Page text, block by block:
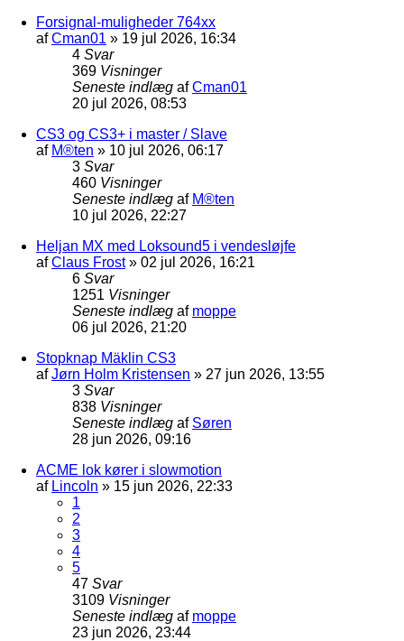
Forsignal-muligheder 764xx
afCman01 » 19 jul 2026, 16:34
4 Svar
369 Visninger
Seneste indlæg afCman01
20 jul 2026, 08:53
CS3 og CS3+ i master / Slave
af M®ten » 10 jul 2026, 06:17
3 Svar
460 Visninger
Seneste indlæg af M®ten
10 jul 2026, 22:27
Heljan MX med Loksound5 i vendesløjfe
afClaus Frost» 02 jul 2026, 16:21
6 Svar
1251 Visninger
Seneste indlæg af moppe
06 jul 2026, 21:20
Stopknap Mäklin CS3
afJørn Holm Kristensen » 27 jun 2026, 13:55
3 Svar
838 Visninger
Seneste indlæg af Søren
28 jun 2026, 09:16
ACME lok kører i slowmotion
af Lincoln » 15 jun 2026, 22:33
1
2
3
4
5
47 Svar
3109 Visninger
Seneste indlæg af moppe
23 jun 2026, 23:44